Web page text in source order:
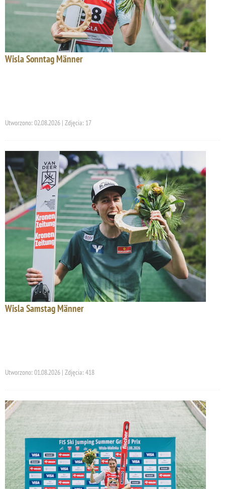
Wisla Sonntag Männer
Utworzono: 02.08.2026 | Zdjęcia: 17
Wisla Samstag Männer
Utworzono: 01.08.2026 | Zdjęcia: 418